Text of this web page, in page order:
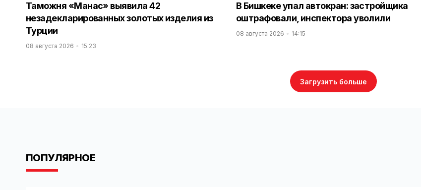
Таможня «Манас» выявила 42
незадекларированных золотых изделия из
Турции
08 августа 2026 15:23
В Бишкеке упал автокран: застройщика
оштрафовали, инспектора уволили
08 августа 2026 14:15
Загрузить больше
ПОПУЛЯРНОЕ